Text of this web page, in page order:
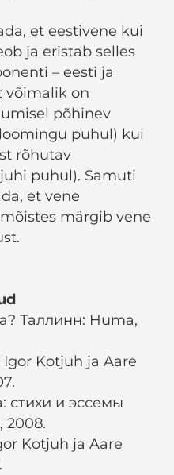
et eestivene kui
ja eristab selles
– eesti ja
võimalik on
põhinev
puhul) kui
rõhutav
puhul). Samuti
et vene
märgib vene
Таллинн: Huma,
Kotjuh ja Aare
стихи и эссемы
2008.
Kotjuh ja Aare